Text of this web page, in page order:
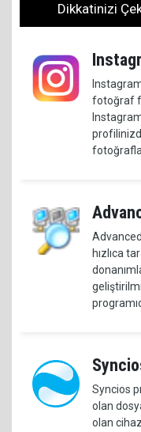
Dikkatinizi
fotoğraf
hızlıca
Syncios
olan
olan